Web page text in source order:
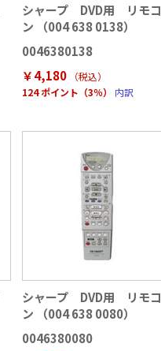
シャープ DVD用 リモコ
ン （004 638 0138）
0046380138
￥4,180
（税込）
124 ポイント（3％）
内訳
シャープ DVD用 リモコ
ン （004 638 0080）
0046380080